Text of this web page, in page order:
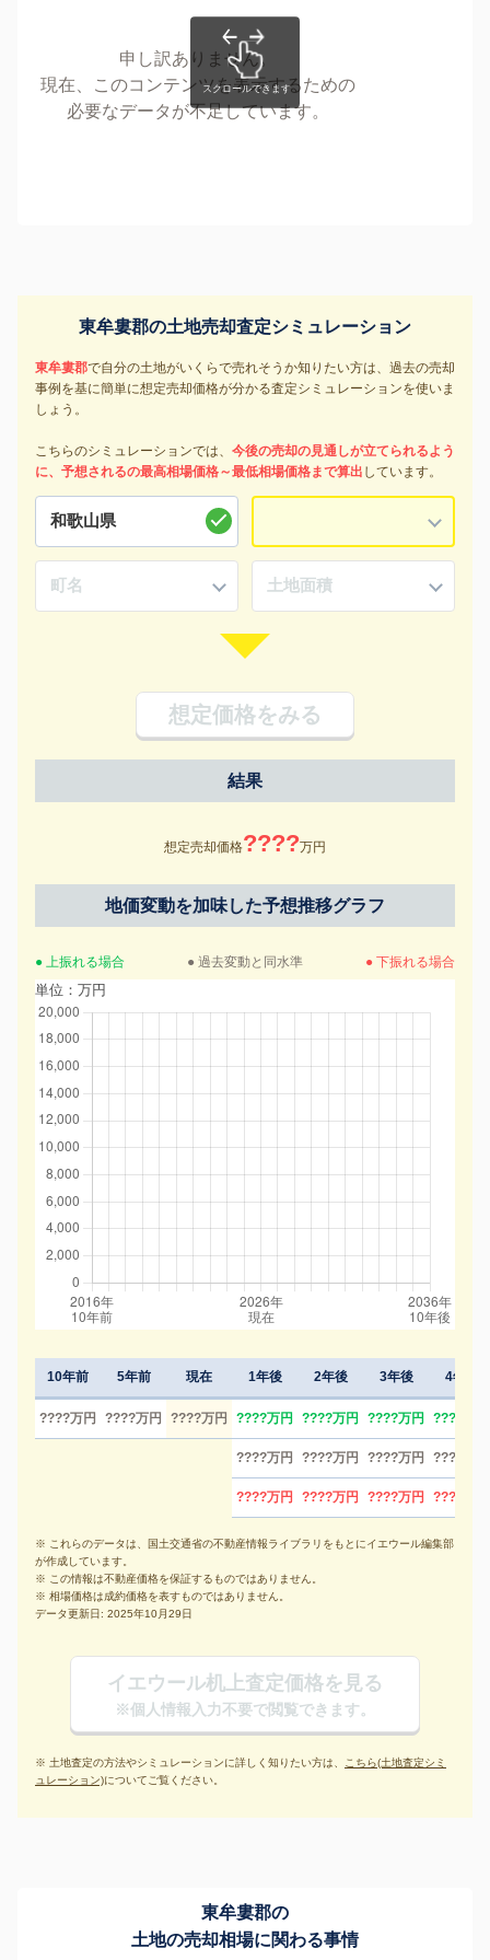
申し訳ありません。
現在、このコンテンツを表示するための
必要なデータが不足しています。
東牟婁郡の土地売却査定シミュレーション
東牟婁郡で自分の土地がいくらで売れそうか知りたい方は、過去の売却
事例を基に簡単に想定売却価格が分かる査定シミュレーションを使いま
しょう。
こちらのシミュレーションでは、 今後の売却の見通しが立てられるよう
に、予想されるの最高相場価格～最低相場価格まで算出 しています。
想定価格をみる
結果
想定売却価格????万円
地価変動を加味した予想推移グラフ
● 上振れる場合 ● 過去変動と同水準 ● 下振れる場合
単位：万円
10年前 5年前 現在
????万円 ????万円 ????万円
1年後 2年後 3年後 4年後
????万円 ????万円 ????万円 ????万円
????万円 ????万円 ????万円 ????万円
????万円 ????万円 ????万円 ????万円
※ これらのデータは、国土交通省の不動産情報ライブラリをもとにイエウール編集部
が作成しています。
※ この情報は不動産価格を保証するものではありません。
※ 相場価格は成約価格を表すものではありません。
データ更新日: 2025年10月29日
イエウール机上査定価格を見る
※個人情報入力不要で閲覧できます。
※ 土地査定の方法やシミュレーションに詳しく知りたい方は、 こちら(土地査定シミ
ュレーション)についてご覧ください。
東牟婁郡の
土地の売却相場に関わる事情